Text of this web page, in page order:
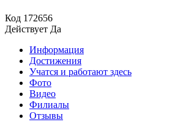
Код 172656
Действует Да
Информация
Достижения
Учатся и работают здесь
Фото
Видео
Филиалы
Отзывы